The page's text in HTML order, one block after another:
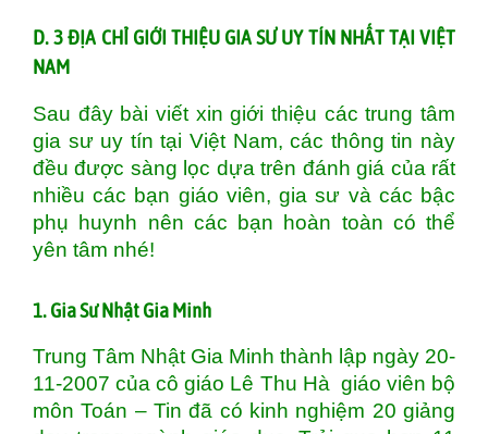
D. 3 ĐỊA CHỈ GIỚI THIỆU GIA SƯ UY TÍN NHẤT TẠI VIỆT
NAM
Sau đây bài viết xin giới thiệu các trung tâm
gia sư uy tín tại Việt Nam, các thông tin này
đều được sàng lọc dựa trên đánh giá của rất
nhiều các bạn giáo viên, gia sư và các bậc
phụ huynh nên các bạn hoàn toàn có thể
yên tâm nhé!
1. Gia Sư Nhật Gia Minh
Trung Tâm Nhật Gia Minh thành lập ngày 20-
11-2007 của cô giáo Lê Thu Hà giáo viên bộ
môn Toán – Tin đã có kinh nghiệm 20 giảng